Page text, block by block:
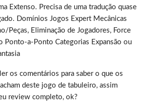
Extenso. Precisa de uma tradução quase
Domínios Jogos Expert Mecânicas
Peças, Eliminação de Jogadores, Force
Ponto-a-Ponto Categorias Expansão ou
os comentários para saber o que os
deste jogo de tabuleiro, assim
review completo, ok?